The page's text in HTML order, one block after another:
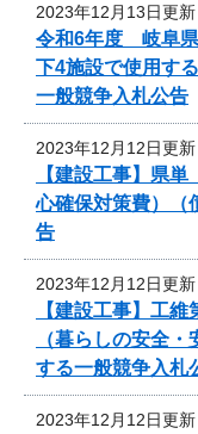
2023年12月13日更新
令和6年度 岐阜県
下4施設で使用す
一般競争入札公告
2023年12月12日更新
【建設工事】県
心確保対策費）（
告
2023年12月12日更新
【建設工事】工
（暮らしの安全
する一般競争入札
2023年12月12日更新